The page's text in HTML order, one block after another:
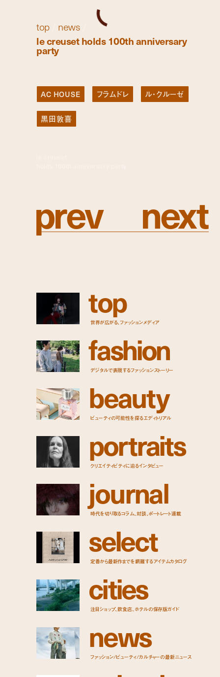
top/ news
le creuset holds 100th anniversary
party
AC HOUSE フラムドレ ル・クルーゼ
黒田敦喜
prev next
top
世界が広がる、ファッションメディア
fashion
デジタルで表現するファッションストーリー
beauty
ビューティの可能性を探るエディトリアル
portraits
クリエイティビティに迫るインタビュー
journal
時代を切り取るコラム、対談、ポートレート連載
select
定番から最新作までを網羅するアイテムカタログ
cities
注目ショップ、飲食店、ホテルの保存版ガイド
news
ファッション/ビューティ/カルチャーの最新ニュース